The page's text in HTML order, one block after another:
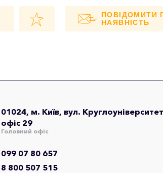
ПОВІДОМИТИ
НАЯВНІСТЬ
01024, м. Київ, вул.
офіс 29
Головний офіс
099 07 80 657
8 800 507 515